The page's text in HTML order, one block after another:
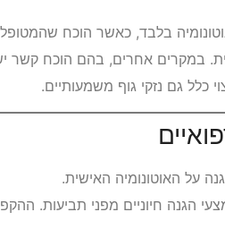
בלבד, כאשר הוכח
במקרים אחרים, בהם הוכח קשר
כלל גם נזקי גוף משמעותיים.
על האוטונומיה האישית.
הגנה חיוניים מפני תביעות.